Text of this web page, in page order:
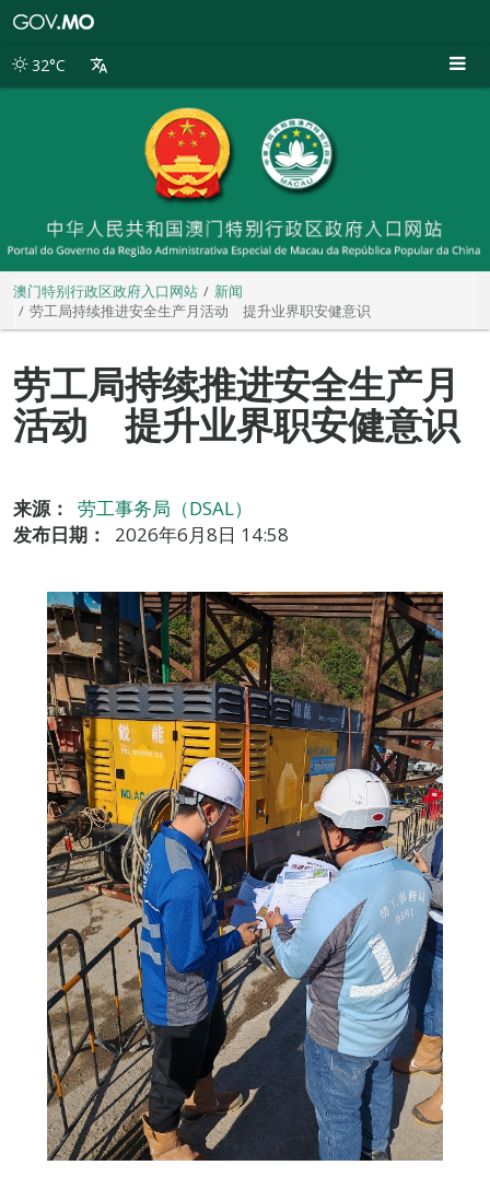
别
32°C
澳门特别行政区政府入口网站
新闻
劳工局持续推进安全生产月活动 提升业界职安健意识
劳工局持续推进安全生产月
活动 提升业界职安健意识
来源：
劳工事务局（DSAL）
发布日期：
2026年6月8日 14:58